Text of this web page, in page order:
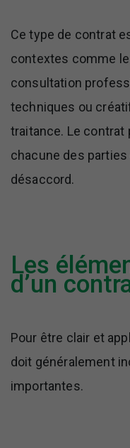
Ce type de contrat
contextes comme
consultation
techniques ou
traitance. Le
chacune des
désaccord.
Les
d’un
Pour être clair et
doit généralement
importantes.